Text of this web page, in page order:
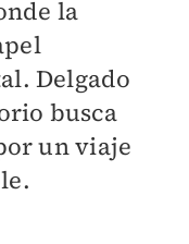
la
Delgado
busca
un viaje